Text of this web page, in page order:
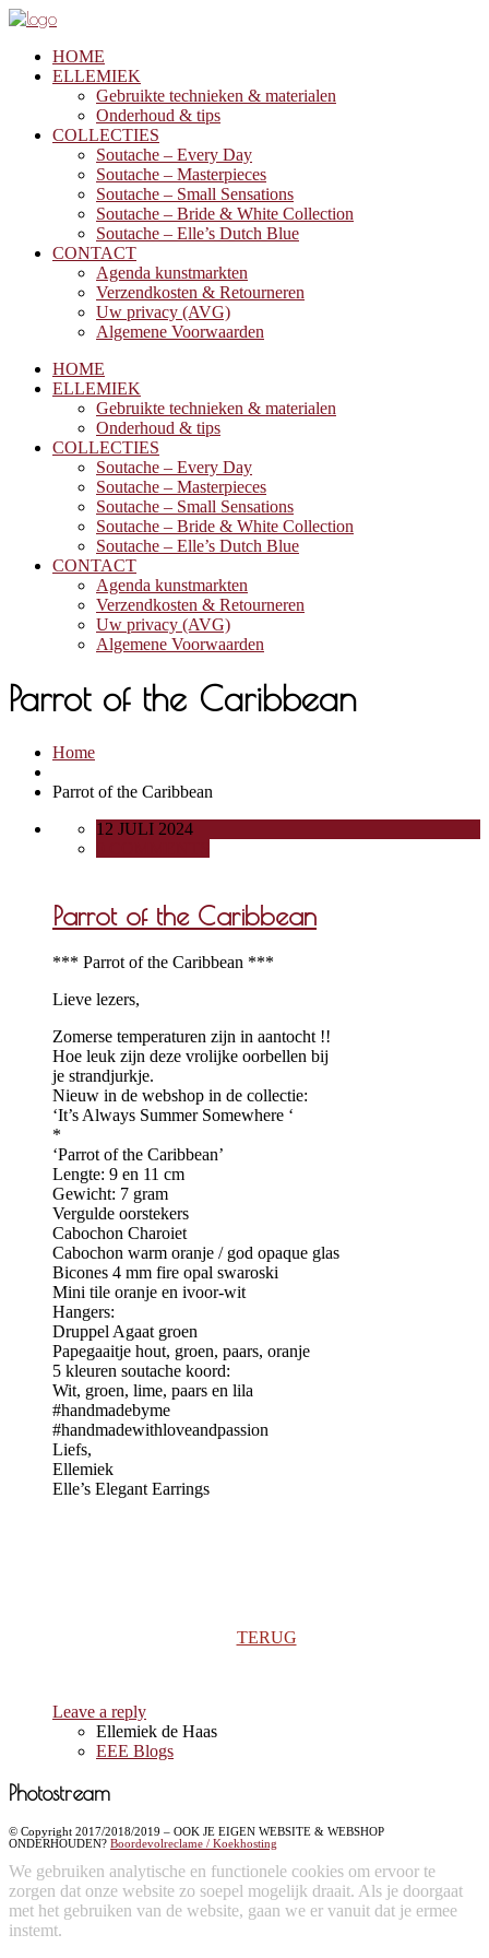
HOME
ELLEMIEK
Gebruikte technieken & materialen
Onderhoud & tips
COLLECTIES
Soutache – Every Day
Soutache – Masterpieces
Soutache – Small Sensations
Soutache – Bride & White Collection
Soutache – Elle’s Dutch Blue
CONTACT
Agenda kunstmarkten
Verzendkosten & Retourneren
Uw privacy (AVG)
Algemene Voorwaarden
HOME
ELLEMIEK
Gebruikte technieken & materialen
Onderhoud & tips
COLLECTIES
Soutache – Every Day
Soutache – Masterpieces
Soutache – Small Sensations
Soutache – Bride & White Collection
Soutache – Elle’s Dutch Blue
CONTACT
Agenda kunstmarkten
Verzendkosten & Retourneren
Uw privacy (AVG)
Algemene Voorwaarden
Parrot of the Caribbean
Home
Parrot of the Caribbean
12 JULI 2024
Parrot of the Caribbean
*** Parrot of the Caribbean ***
Lieve lezers,
Zomerse temperaturen zijn in aantocht !!
Hoe leuk zijn deze vrolijke oorbellen bij
je strandjurkje.
Nieuw in de webshop in de collectie:
‘It’s Always Summer Somewhere ‘
*
‘Parrot of the Caribbean’
Lengte: 9 en 11 cm
Gewicht: 7 gram
Vergulde oorstekers
Cabochon Charoiet
Cabochon warm oranje / god opaque glas
Bicones 4 mm fire opal swaroski
Mini tile oranje en ivoor-wit
Hangers:
Druppel Agaat groen
Papegaaitje hout, groen, paars, oranje
5 kleuren soutache koord:
Wit, groen, lime, paars en lila
#handmadebyme
#handmadewithloveandpassion
Liefs,
Ellemiek
Elle’s Elegant Earrings
TERUG
Leave a reply
Ellemiek de Haas
EEE Blogs
Photostream
© Copyright 2017/2018/2019 – OOK JE EIGEN WEBSITE & WEBSHOP
ONDERHOUDEN? Boordevolreclame / Koekhosting
We gebruiken analytische en functionele cookies om ervoor te
zorgen dat onze website zo soepel mogelijk draait. Als je doorgaat
met het gebruiken van de website, gaan we er vanuit dat je ermee
instemt.